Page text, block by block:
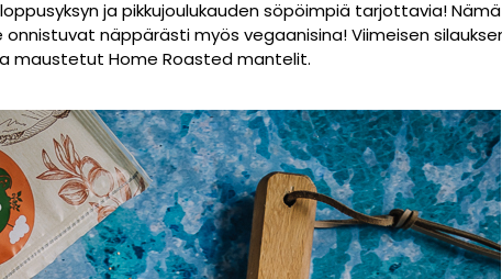
ja pikkujoulukauden söpöimpiä tarjottavia!
näppärästi myös vegaanisina! Viimeisen
maustetut Home Roasted mantelit.